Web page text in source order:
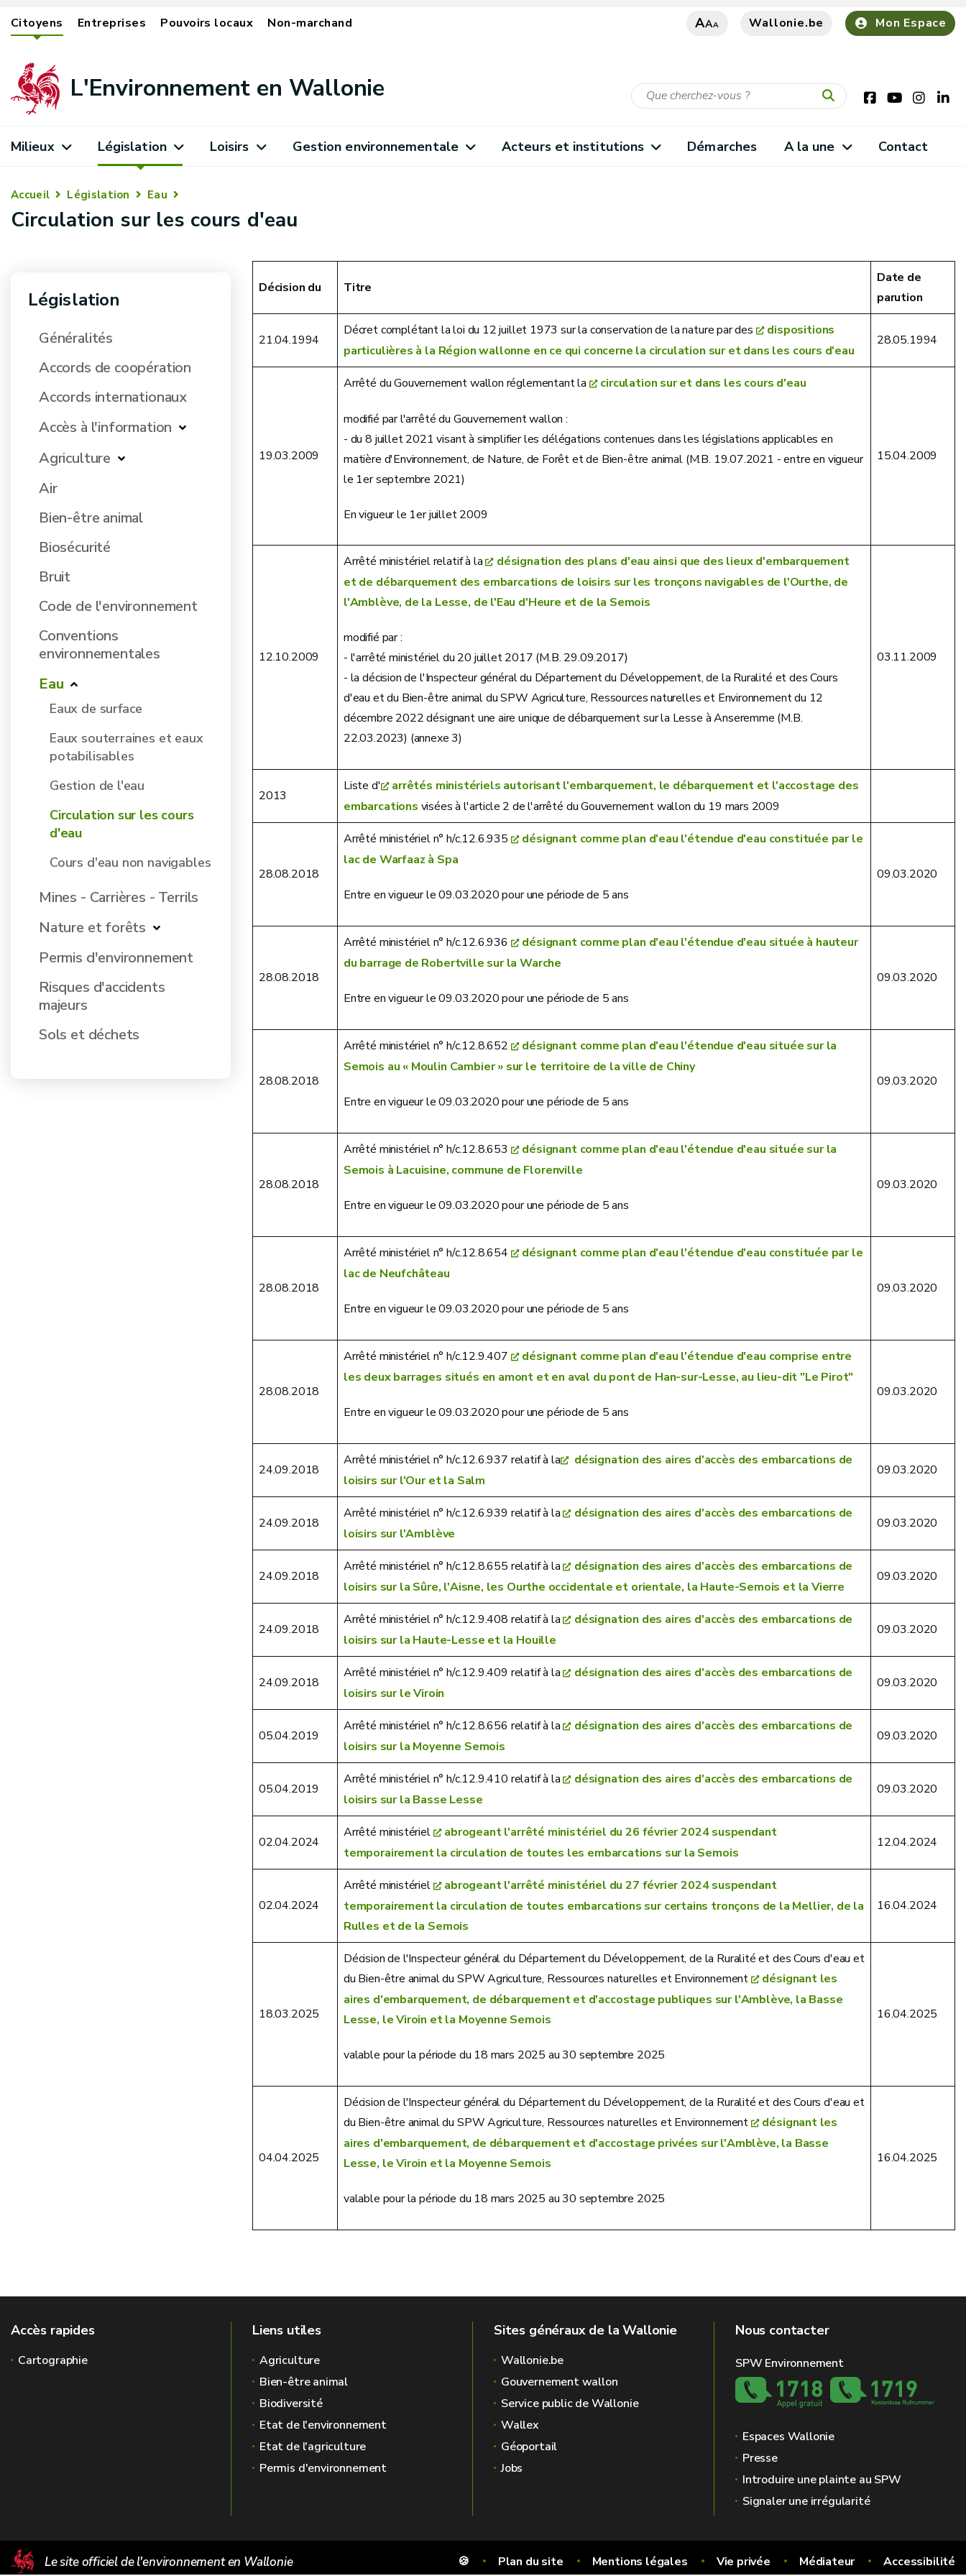
Citoyens Entreprises Pouvoirs locaux Non-marchand AAA Wallonie.be Mon Espace
L'Environnement en Wallonie
Milieux Législation Loisirs Gestion environnementale Acteurs et institutions Démarches A la une Contact
Accueil Législation Eau
Circulation sur les cours d'eau
Législation
Généralités
Accords de coopération
Accords internationaux
Accès à l'information
Agriculture
Air
Bien-être animal
Biosécurité
Bruit
Code de l'environnement
Conventions
environnementales
Eau
Eaux de surface
Eaux souterraines et eaux
potabilisables
Gestion de l'eau
Circulation sur les cours
d'eau
Cours d'eau non navigables
Mines - Carrières - Terrils
Nature et forêts
Permis d'environnement
Risques d'accidents
majeurs
Sols et déchets
Décision du Titre
Date de
parution
21.04.1994
Décret complétant la loi du 12 juillet 1973 sur la conservation de la nature par des
dispositions
particulières à la Région wallonne en ce qui concerne la circulation sur et dans les cours d'eau
28.05.1994
19.03.2009
Arrêté du Gouvernement wallon réglementant la circulation sur et dans les cours d'eau
modifié par l'arrêté du Gouvernement wallon :
- du 8 juillet 2021 visant à simplifier les délégations contenues dans les législations applicables en
matière d'Environnement, de Nature, de Forêt et de Bien-être animal (M.B. 19.07.2021 - entre en vigueur
le 1er septembre 2021)
En vigueur le 1er juillet 2009
15.04.2009
12.10.2009
Arrêté ministériel relatif à la
désignation des plans d'eau ainsi que des lieux d'embarquement
et de débarquement des embarcations de loisirs sur les tronçons navigables de l'Ourthe, de
l'Amblève, de la Lesse, de l'Eau d'Heure et de la Semois
modifié par :
- l'arrêté ministériel du 20 juillet 2017 (M.B. 29.09.2017)
- la décision de l'Inspecteur général du Département du Développement, de la Ruralité et des Cours
d'eau et du Bien-être animal du SPW Agriculture, Ressources naturelles et Environnement du 12
décembre 2022 désignant une aire unique de débarquement sur la Lesse à Anseremme (M.B.
22.03.2023) (annexe 3)
03.11.2009
2013
Liste d'
arrêtés ministériels autorisant l'embarquement, le débarquement et l'accostage des
embarcations visées à l'article 2 de l'arrêté du Gouvernement wallon du 19 mars 2009
28.08.2018
Arrêté ministériel n° h/c.12.6.935
désignant comme plan d'eau l'étendue d'eau constituée par le
lac de Warfaaz à Spa
Entre en vigueur le 09.03.2020 pour une période de 5 ans
09.03.2020
28.08.2018
Arrêté ministériel n° h/c.12.6.936
désignant comme plan d'eau l'étendue d'eau située à hauteur
du barrage de Robertville sur la Warche
Entre en vigueur le 09.03.2020 pour une période de 5 ans
09.03.2020
28.08.2018
Arrêté ministériel n° h/c.12.8.652
désignant comme plan d'eau l'étendue d'eau située sur la
Semois au « Moulin Cambier » sur le territoire de la ville de Chiny
Entre en vigueur le 09.03.2020 pour une période de 5 ans
09.03.2020
28.08.2018
Arrêté ministériel n° h/c.12.8.653
désignant comme plan d'eau l'étendue d'eau située sur la
Semois à Lacuisine, commune de Florenville
Entre en vigueur le 09.03.2020 pour une période de 5 ans
09.03.2020
28.08.2018
Arrêté ministériel n° h/c.12.8.654
désignant comme plan d'eau l'étendue d'eau constituée par le
lac de Neufchâteau
Entre en vigueur le 09.03.2020 pour une période de 5 ans
09.03.2020
28.08.2018
Arrêté ministériel n° h/c.12.9.407
désignant comme plan d'eau l'étendue d'eau comprise entre
les deux barrages situés en amont et en aval du pont de Han-sur-Lesse, au lieu-dit "Le Pirot"
Entre en vigueur le 09.03.2020 pour une période de 5 ans
09.03.2020
24.09.2018
Arrêté ministériel n° h/c.12.6.937 relatif à la
désignation des aires d'accès des embarcations de
loisirs sur l'Our et la Salm
09.03.2020
24.09.2018
Arrêté ministériel n° h/c.12.6.939 relatif à la
désignation des aires d'accès des embarcations de
loisirs sur l'Amblève
09.03.2020
24.09.2018
Arrêté ministériel n° h/c.12.8.655 relatif à la
désignation des aires d'accès des embarcations de
loisirs sur la Sûre, l'Aisne, les Ourthe occidentale et orientale, la Haute-Semois et la Vierre
09.03.2020
24.09.2018
Arrêté ministériel n° h/c.12.9.408 relatif à la
désignation des aires d'accès des embarcations de
loisirs sur la Haute-Lesse et la Houille
09.03.2020
24.09.2018
Arrêté ministériel n° h/c.12.9.409 relatif à la
désignation des aires d'accès des embarcations de
loisirs sur le Viroin
09.03.2020
05.04.2019
Arrêté ministériel n° h/c.12.8.656 relatif à la
désignation des aires d'accès des embarcations de
loisirs sur la Moyenne Semois
09.03.2020
05.04.2019
Arrêté ministériel n° h/c.12.9.410 relatif à la
désignation des aires d'accès des embarcations de
loisirs sur la Basse Lesse
09.03.2020
02.04.2024
Arrêté ministériel
abrogeant l'arrêté ministériel du 26 février 2024 suspendant
temporairement la circulation de toutes les embarcations sur la Semois
12.04.2024
02.04.2024
Arrêté ministériel
abrogeant l'arrêté ministériel du 27 février 2024 suspendant
temporairement la circulation de toutes embarcations sur certains tronçons de la Mellier, de la
Rulles et de la Semois
16.04.2024
18.03.2025
Décision de l'Inspecteur général du Département du Développement, de la Ruralité et des Cours d'eau et
du Bien-être animal du SPW Agriculture, Ressources naturelles et Environnement
désignant les
aires d'embarquement, de débarquement et d'accostage publiques sur l'Amblève, la Basse
Lesse, le Viroin et la Moyenne Semois
valable pour la période du 18 mars 2025 au 30 septembre 2025
16.04.2025
04.04.2025
Décision de l'Inspecteur général du Département du Développement, de la Ruralité et des Cours d'eau et
du Bien-être animal du SPW Agriculture, Ressources naturelles et Environnement
désignant les
aires d'embarquement, de débarquement et d'accostage privées sur l'Amblève, la Basse
Lesse, le Viroin et la Moyenne Semois
valable pour la période du 18 mars 2025 au 30 septembre 2025
16.04.2025
Accès rapides
Cartographie
Liens utiles
Agriculture
Bien-être animal
Biodiversité
Etat de l'environnement
Etat de l'agriculture
Permis d'environnement
Sites généraux de la Wallonie
Wallonie.be
Gouvernement wallon
Service public de Wallonie
Wallex
Géoportail
Jobs
Nous contacter
SPW Environnement
Espaces Wallonie
Presse
Introduire une plainte au SPW
Signaler une irrégularité
Le site officiel de l'environnement en Wallonie 🍪 Plan du site Mentions légales Vie privée Médiateur Accessibilité